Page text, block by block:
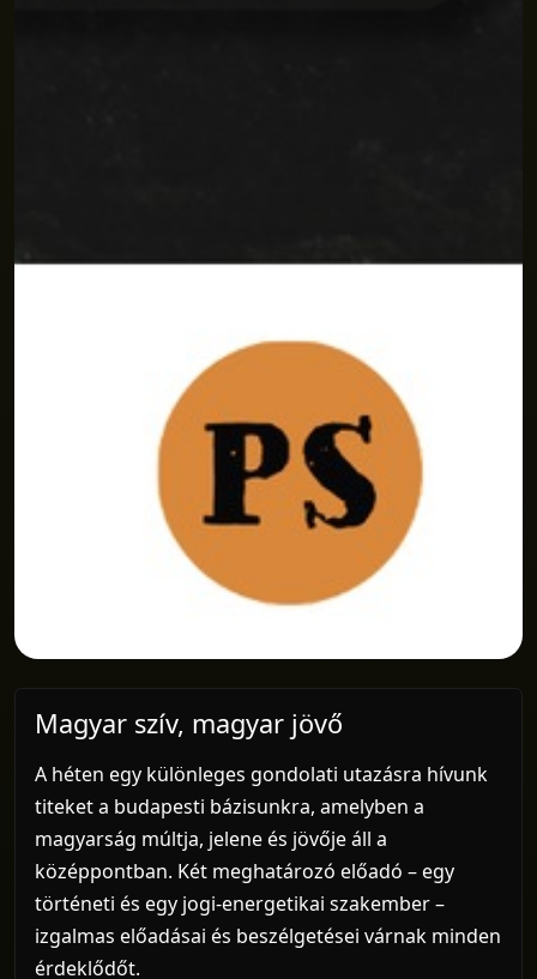
Magyar szív, magyar jövő
A héten egy különleges gondolati utazásra hívunk
titeket a budapesti bázisunkra, amelyben a
magyarság múltja, jelene és jövője áll a
középpontban. Két meghatározó előadó – egy
történeti és egy jogi-energetikai szakember –
izgalmas előadásai és beszélgetései várnak minden
érdeklődőt.